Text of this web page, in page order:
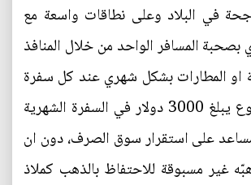
في البلاد وعلى نطاقات واسعة مع
بصحبة المسافر الواحد من خلال المنافذ
او المطارات بشكل شهري عند كل سفرة
بمبلغ نقدي مقطوع يبلغ 3000 دولار في السفرة الشهرية
على استقرار سوق الصرف، دون ان
غير مسبوقة للاحتفاظ بالذهب كملاذ